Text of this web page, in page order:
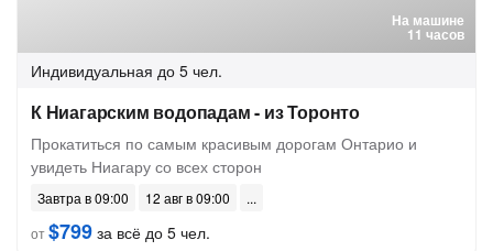
На машине
11 часов
Индивидуальная до 5 чел.
К Ниагарским водопадам - из Торонто
Прокатиться по самым красивым дорогам Онтарио и
увидеть Ниагару со всех сторон
Завтра в 09:00
12 авг в 09:00
от$799 за всё до 5 чел.